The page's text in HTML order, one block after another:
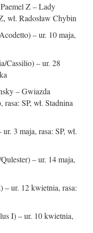
Z – Lady
wł. Radosław Chybin
– ur. 10 maja,
Cassilio) – ur. 28
– Gwiazda
SP, wł. Stadnina
3 maja, rasa: SP, wł.
– ur. 14 maja,
ur. 12 kwietnia, rasa:
I) – ur. 10 kwietnia,